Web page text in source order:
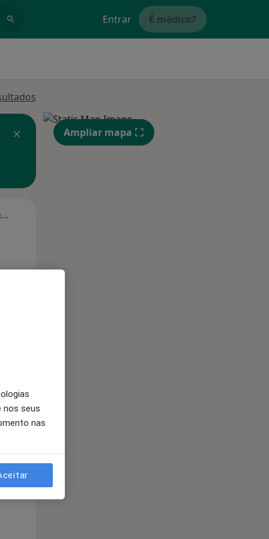
Entrar É médico?
Segunda-feira
Segunda-feira
11 Ago
Ampliar mapa
nos seus
nas